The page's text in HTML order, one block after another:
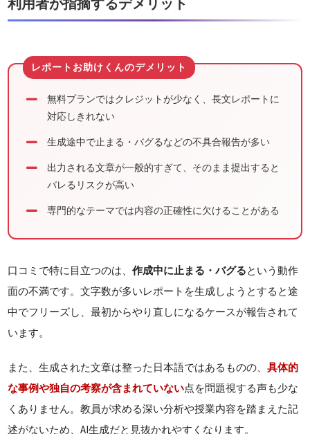
無料プランではクレジットが少なく、長文レポートに
対応しきれない
生成途中で止まる・バグるなどの不具合報告が多い
出力される文章が一般的すぎて、そのまま提出すると
バレるリスクが高い
専門的なテーマでは内容の正確性に欠けることがある
口コミで特に目立つのは、作成中に止まる・バグるという動作
面の不満です。文字数が多いレポートを生成しようとすると途
中でフリーズし、最初からやり直しになるケースが報告されて
います。
また、生成された文章は整った日本語ではあるものの、具体的
な事例や独自の考察が含まれていない点を問題視する声も少な
くありません。教員が求める深い分析や授業内容を踏まえた記
述がないため、AI生成だと見抜かれやすくなります。